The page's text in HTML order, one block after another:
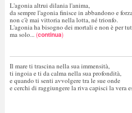
L'agonia altrui dilania l'anima,
da sempre l'agonia finisce in abbandono e
non c'è mai vittoria nella lotta, né trionfo.
L'agonia ha bisogno dei mortali e non è per
ma solo... (continua)
Il mare ti trascina nella sua immensità,
ti ingoia e ti da calma nella sua profondità,
e quando ti senti avvolgere tra le sue onde
e cerchi di raggiungere la riva capisci la vera